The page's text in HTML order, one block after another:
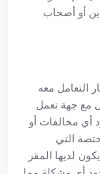
أو أصحاب
التعامل معه
مع جهة تعمل
أي مخالفات أو
التي
لديها المقر